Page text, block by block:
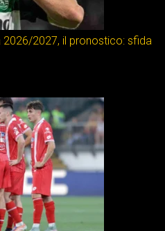
2026/2027, il pronostico: sfida